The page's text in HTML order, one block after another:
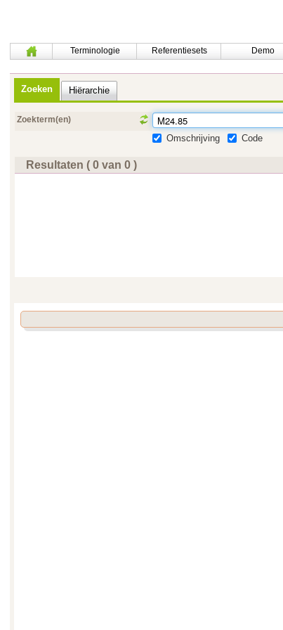
Terminologie Referentiesets Demo
Zoeken Hiërarchie
Zoekterm(en)
Omschrijving
Code
Resultaten ( 0 van 0 )